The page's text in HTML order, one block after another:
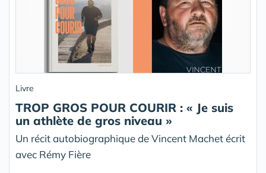
Livre
TROP GROS POUR COURIR : « Je suis
un athlète de gros niveau »
Un récit autobiographique de Vincent Machet écrit
avec Rémy Fière